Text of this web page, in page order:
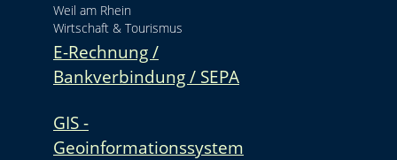
Weil am Rhein
Wirtschaft & Tourismus
E-Rechnung /
Bankverbindung / SEPA
GIS -
Geoinformationssystem